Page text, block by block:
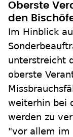
Oberste
den
Im Hinblick
unterstreicht
oberste
weiterhin bei
werden zu
"vor allem im